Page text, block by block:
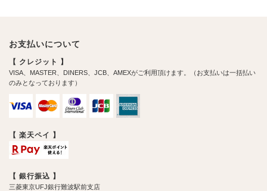
お支払いについて
【 クレジット 】
VISA、MASTER、DINERS、JCB、AMEXがご利用頂けます。（お支払いは一括払い
のみとなっております）
【 楽天ペイ 】
【 銀行振込 】
三菱東京UFJ銀行難波駅前支店